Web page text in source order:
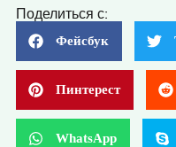
Поделиться с:
Фейсбук
Пинтерест
WhatsApp